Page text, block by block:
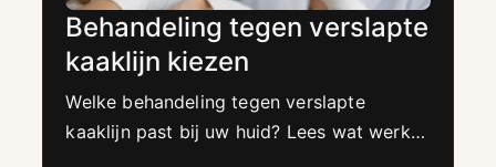
Behandeling tegen verslapte
kaaklijn kiezen
Welke behandeling tegen verslapte
kaaklijn past bij uw huid? Lees wat werkt,